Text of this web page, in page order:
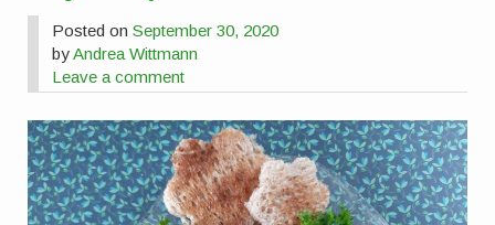
Posted onSeptember 30, 2020
byAndrea Wittmann
Leave a comment